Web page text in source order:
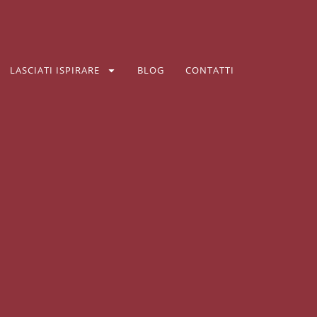
LASCIATI ISPIRARE BLOG CONTATTI